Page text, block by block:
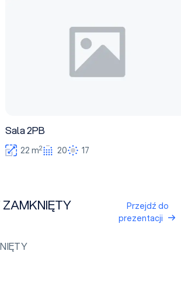
Sala 2PB
22 m2 20 17
Przejdź do
prezentacji